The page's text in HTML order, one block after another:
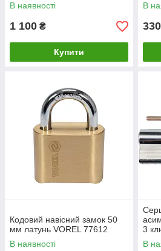
В наявності
1 100 ₴
Купити
В
330
Кодовий навісний замок 50
мм латунь VOREL 77612
В наявності
3
В